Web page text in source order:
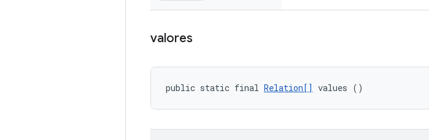
valores
public static final Relation[] values ()